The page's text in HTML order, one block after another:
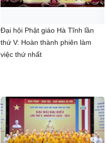
Đại hội Phật giáo Hà Tĩnh lần
thứ V: Hoàn thành phiên làm
việc thứ nhất